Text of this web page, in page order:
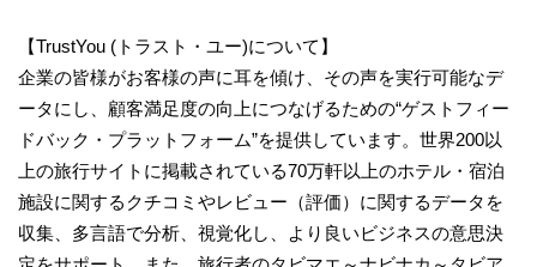
【TrustYou (トラスト・ユー)について】
企業の皆様がお客様の声に耳を傾け、その声を実行可能なデ
ータにし、顧客満足度の向上につなげるための“ゲストフィー
ドバック・プラットフォーム”を提供しています。世界200以
上の旅行サイトに掲載されている70万軒以上のホテル・宿泊
施設に関するクチコミやレビュー（評価）に関するデータを
収集、多言語で分析、視覚化し、より良いビジネスの意思決